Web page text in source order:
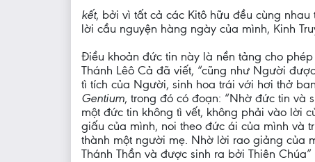
kết, bởi vì tất cả các Kitô hữu đều cùng
lời cầu nguyện hàng ngày của mình, Kinh
Điều khoản đức tin này là nền tảng cho
Thánh Lêô Cả đã viết, “cũng như Người
tì tích của Người, sinh hoa trái với hơi thở
Gentium, trong đó có đoạn: “Nhờ đức tin và
một đức tin không tì vết, không phải vào lời
giấu của mình, noi theo đức ái của mình và
thành một người mẹ. Nhờ lời rao giảng của
Thánh Thần và được sinh ra bởi Thiên Chúa”